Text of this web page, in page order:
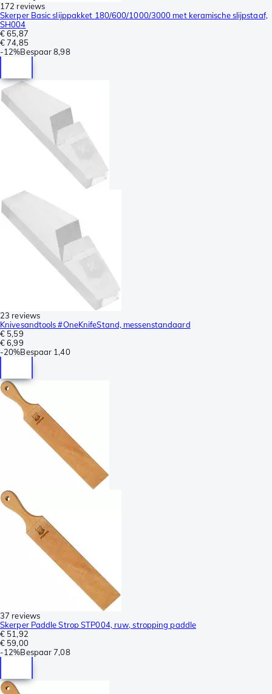
172 reviews
Skerper Basic slijppakket 180/600/1000/3000 met keramische slijpstaaf,
SH004
€ 65,87
€ 74,85
-12%Bespaar 8,98
23 reviews
Knivesandtools #OneKnifeStand, messenstandaard
€ 5,59
€ 6,99
-20%Bespaar 1,40
37 reviews
Skerper Paddle Strop STP004, ruw, stropping paddle
€ 51,92
€ 59,00
-12%Bespaar 7,08